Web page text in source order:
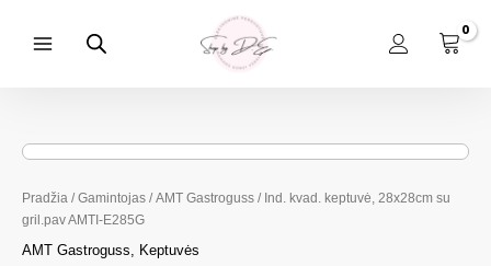
turinio
Pradžia /Gamintojas /AMT Gastroguss / Ind. kvad. keptuvė, 28x28cm su
gril.pav AMTI-E285G
AMT Gastroguss, Keptuvės